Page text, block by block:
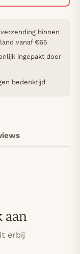
binnen
vanaf €65
ingepakt door
bedenktijd
aan
erbij